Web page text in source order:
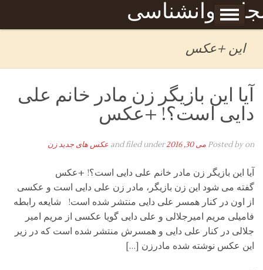
روانشناسی
Skip to content
برگه نمونه
این +عکس
آیا این بازیگر زن مادر خانم علی
دایی است؟! +عکس
Posted byon می 30, 2016 and filed under عکس های جدید زن
آیا این بازیگر زن مادر خانم علی دایی است؟! +عکس
گفته می شود این زن بازیگر، مادر زن علی دایی است و عکسی
از اون در کنار همسر علی دایی منتشر شده است! شایعه رابطه
فامیلی مریم امیرجلالی و علی دایی گویا عکسی از مریم امیر
جلالی در کنار علی دایی و همسرش منتشر شده است که در زیر
این عکس نوشته شده مادرزن […]